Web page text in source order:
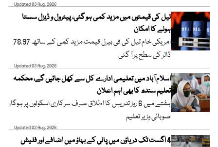
Updated 03 Aug, 2026
تیل کی قیمتوں میں مزید کمی ہو گئی، پیٹرول و ڈیزل سستا
ہونے کا امکان
امریکی خام تیل کی فی بیرل قیمت مزید کمی کے ساتھ 78.97
ڈالر کی سطح پر آ گئی
Updated 03 Aug, 2026
اسلام آباد میں تعلیمی ادارے کل سے کھل جائیں گے، محکمہ
تعلیم سندھ کا بھی اہم اعلان
ہفتے میں 6 روز تدریس کا اطلاق صرف سرکاری اسکولوں پر ہوگا،
صوبائی وزیر تعلیم
Updated 02 Aug, 2026
4 اگست تک دریاؤں میں پانی کے بہاؤ میں اضافے اور فلیش